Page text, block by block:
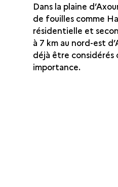
Dans la plaine
de fouilles comme
résidentielle et
à 7 km au nord-est
déjà être considérés
importance.